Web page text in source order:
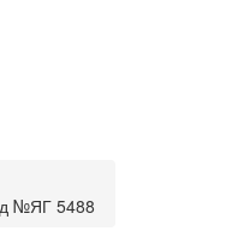
№ЯГ 5488